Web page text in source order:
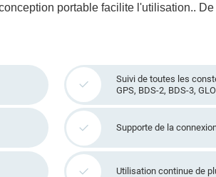
portable facilite l'utilisation..
Suivi de toutes les
GPS, BDS-2, BDS-3,
Supporte de la
Utilisation continue de